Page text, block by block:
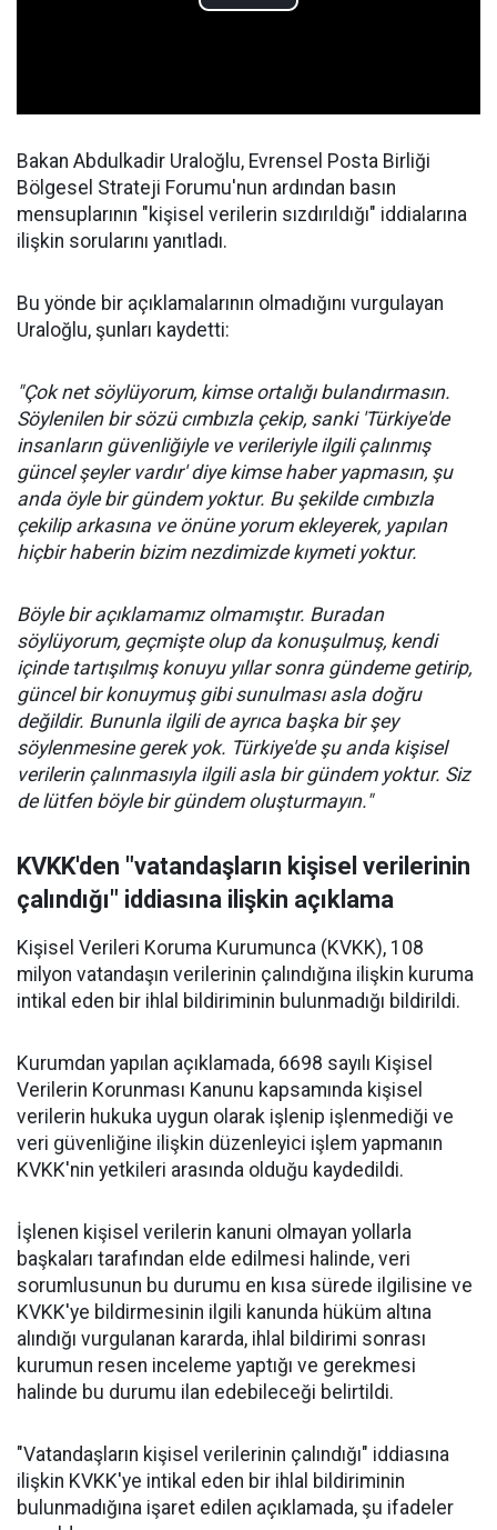
Bakan Abdulkadir Uraloğlu, Evrensel Posta Birliği
Bölgesel Strateji Forumu'nun ardından basın
mensuplarının "kişisel verilerin sızdırıldığı" iddialarına
ilişkin sorularını yanıtladı.
Bu yönde bir açıklamalarının olmadığını vurgulayan
Uraloğlu, şunları kaydetti:
"Çok net söylüyorum, kimse ortalığı bulandırmasın.
Söylenilen bir sözü cımbızla çekip, sanki 'Türkiye'de
insanların güvenliğiyle ve verileriyle ilgili çalınmış
güncel şeyler vardır' diye kimse haber yapmasın, şu
anda öyle bir gündem yoktur. Bu şekilde cımbızla
çekilip arkasına ve önüne yorum ekleyerek, yapılan
hiçbir haberin bizim nezdimizde kıymeti yoktur.
Böyle bir açıklamamız olmamıştır. Buradan
söylüyorum, geçmişte olup da konuşulmuş, kendi
içinde tartışılmış konuyu yıllar sonra gündeme getirip,
güncel bir konuymuş gibi sunulması asla doğru
değildir. Bununla ilgili de ayrıca başka bir şey
söylenmesine gerek yok. Türkiye'de şu anda kişisel
verilerin çalınmasıyla ilgili asla bir gündem yoktur. Siz
de lütfen böyle bir gündem oluşturmayın."
KVKK'den "vatandaşların kişisel verilerinin
çalındığı" iddiasına ilişkin açıklama
Kişisel Verileri Koruma Kurumunca (KVKK), 108
milyon vatandaşın verilerinin çalındığına ilişkin kuruma
intikal eden bir ihlal bildiriminin bulunmadığı bildirildi.
Kurumdan yapılan açıklamada, 6698 sayılı Kişisel
Verilerin Korunması Kanunu kapsamında kişisel
verilerin hukuka uygun olarak işlenip işlenmediği ve
veri güvenliğine ilişkin düzenleyici işlem yapmanın
KVKK'nin yetkileri arasında olduğu kaydedildi.
İşlenen kişisel verilerin kanuni olmayan yollarla
başkaları tarafından elde edilmesi halinde, veri
sorumlusunun bu durumu en kısa sürede ilgilisine ve
KVKK'ye bildirmesinin ilgili kanunda hüküm altına
alındığı vurgulanan kararda, ihlal bildirimi sonrası
kurumun resen inceleme yaptığı ve gerekmesi
halinde bu durumu ilan edebileceği belirtildi.
"Vatandaşların kişisel verilerinin çalındığı" iddiasına
ilişkin KVKK'ye intikal eden bir ihlal bildiriminin
bulunmadığına işaret edilen açıklamada, şu ifadeler